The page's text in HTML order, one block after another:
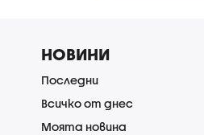
НОВИНИ
Последни
Всичко от днес
Моята новина